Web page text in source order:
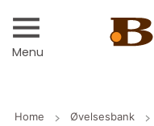
Menu
Home Øvelsesbank